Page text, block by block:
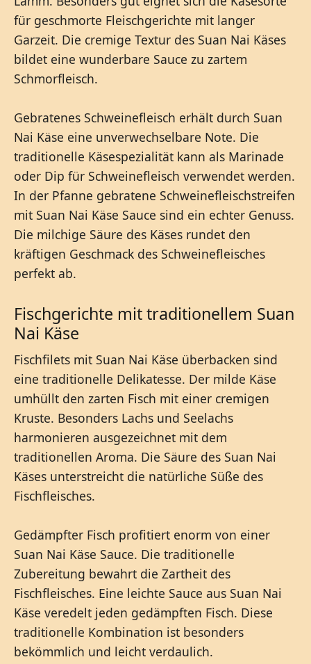
für geschmorte Fleischgerichte mit langer
Garzeit. Die cremige Textur des Suan Nai Käses
bildet eine wunderbare Sauce zu zartem
Schmorfleisch.
Gebratenes Schweinefleisch erhält durch Suan
Nai Käse eine unverwechselbare Note. Die
traditionelle Käsespezialität kann als Marinade
oder Dip für Schweinefleisch verwendet werden.
In der Pfanne gebratene Schweinefleischstreifen
mit Suan Nai Käse Sauce sind ein echter Genuss.
Die milchige Säure des Käses rundet den
kräftigen Geschmack des Schweinefleisches
perfekt ab.
Fischgerichte mit traditionellem Suan
Nai Käse
Fischfilets mit Suan Nai Käse überbacken sind
eine traditionelle Delikatesse. Der milde Käse
umhüllt den zarten Fisch mit einer cremigen
Kruste. Besonders Lachs und Seelachs
harmonieren ausgezeichnet mit dem
traditionellen Aroma. Die Säure des Suan Nai
Käses unterstreicht die natürliche Süße des
Fischfleisches.
Gedämpfter Fisch profitiert enorm von einer
Suan Nai Käse Sauce. Die traditionelle
Zubereitung bewahrt die Zartheit des
Fischfleisches. Eine leichte Sauce aus Suan Nai
Käse veredelt jeden gedämpften Fisch. Diese
traditionelle Kombination ist besonders
bekömmlich und leicht verdaulich.